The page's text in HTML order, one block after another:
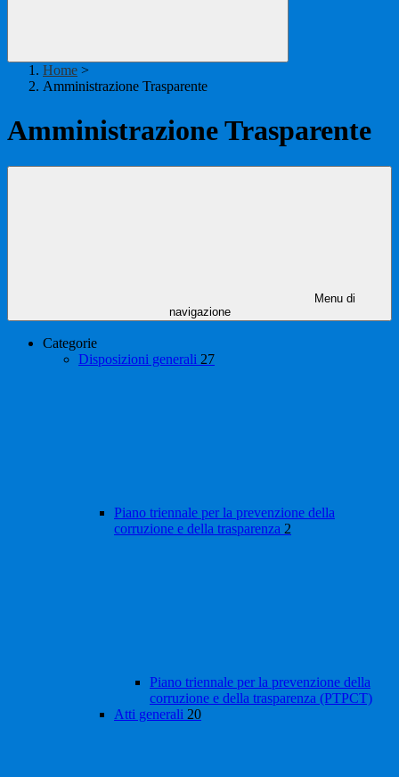
Home >
Amministrazione Trasparente
Amministrazione Trasparente
Menu di
navigazione
Categorie
Disposizioni generali 27
Piano triennale per la prevenzione della
corruzione e della trasparenza 2
Piano triennale per la prevenzione della
corruzione e della trasparenza (PTPCT)
Atti generali 20